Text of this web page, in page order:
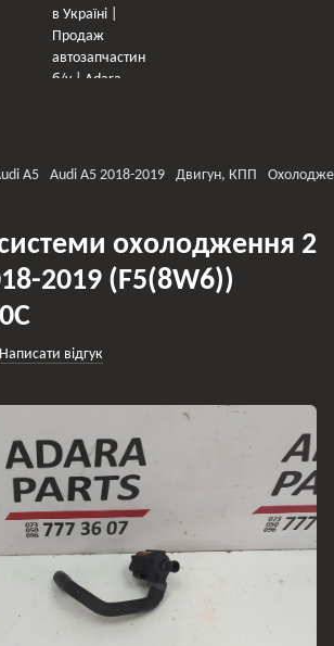
A5 Audi A5 2018-2019 Двигун, КПП
охолодження 2
2019 (F5(8W6))
Написати відгук